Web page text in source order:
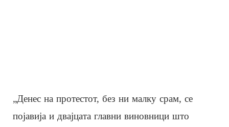
„Денес на протестот, без ни малку срам, се
појавија и двајцата главни виновници што